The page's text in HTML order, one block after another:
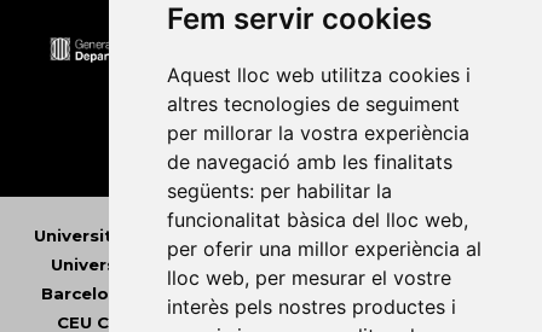
Fem servir cookies
Aquest lloc web utilitza cookies i
altres tecnologies de seguiment
per millorar la vostra experiència
de navegació amb les finalitats
següents: per habilitar la
funcionalitat bàsica del lloc web,
per oferir una millor experiència al
lloc web, per mesurar el vostre
interès pels nostres productes i
Universitat Abat Oliba CEU Universitat d'Alacant
Universitat d'Andorra
Universitat Autònoma de
Barcelona
Universitat de Barcelona
CEU Cardenal Herrera
Universitat de Girona